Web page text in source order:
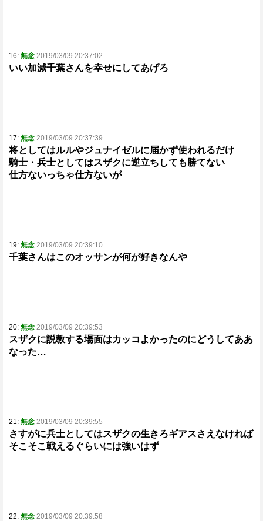
16: 無念 2019/03/09 20:37:02
いい加減千葉さんを幸せにしてあげろ
17: 無念 2019/03/09 20:37:39
将としてはルルやジュナイゼルに届かず使われるだけ
騎士・兵士としてはスザクに逆立ちしても勝てない
仕方ないっちゃ仕方ないが
19: 無念 2019/03/09 20:39:10
千葉さんはこのオッサンが何が好きなんや
20: 無念 2019/03/09 20:39:53
スザクに説教する場面はカッコよかったのにどうしてああ
なった…
21: 無念 2019/03/09 20:39:55
さすがに兵士としてはスザクの生きろギアスさえなければ
そこそこ戦えるぐらいには強いはず
22: 無念 2019/03/09 20:39:58